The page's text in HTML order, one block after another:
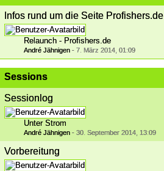
Infos rund um die Seite Profishers.de
Relaunch - Profishers.de
André Jähnigen - 7. März 2014, 01:09
Sessions
Sessionlog
Unter Strom
André Jähnigen - 30. September 2014, 13:09
Vorbereitung